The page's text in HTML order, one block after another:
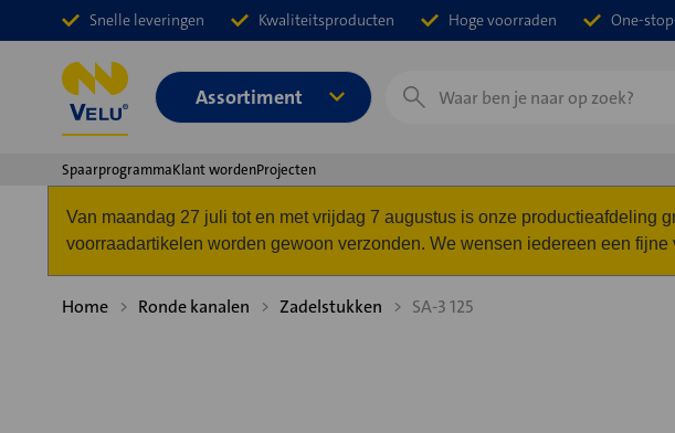
Snelle leveringen Kwaliteitsproducten Hoge voorraden One-
Assortiment
Zoeken
SpaarprogrammaKlant wordenProjecten
Van maandag 27 juli tot en met vrijdag 7 augustus is onze
voorraadartikelen worden gewoon verzonden. We wensen iedereen een fijne
Home Ronde kanalen Zadelstukken SA-3 125